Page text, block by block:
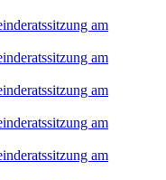
am
am
am
am
am